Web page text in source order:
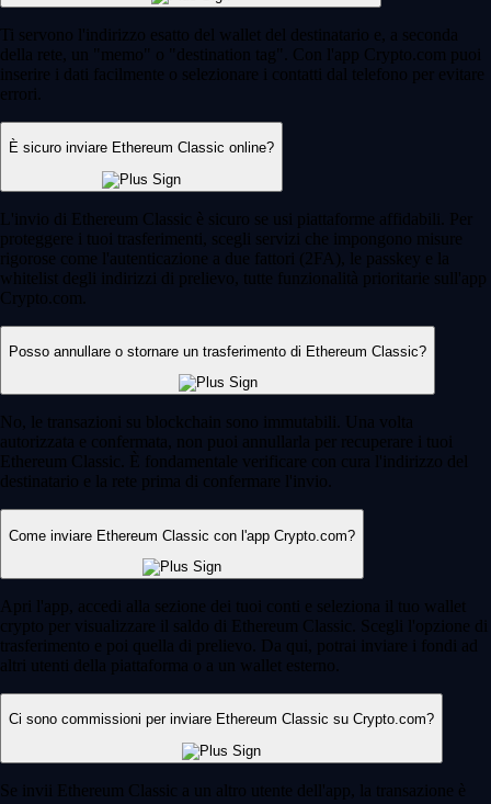
Ti servono l'indirizzo esatto del wallet del destinatario e, a seconda
della rete, un "memo" o "destination tag". Con l'app Crypto.com puoi
inserire i dati facilmente o selezionare i contatti dal telefono per evitare
errori.
È sicuro inviare Ethereum Classic online?
L'invio di Ethereum Classic è sicuro se usi piattaforme affidabili. Per
proteggere i tuoi trasferimenti, scegli servizi che impongono misure
rigorose come l'autenticazione a due fattori (2FA), le passkey e la
whitelist degli indirizzi di prelievo, tutte funzionalità prioritarie sull'app
Crypto.com.
Posso annullare o stornare un trasferimento di Ethereum Classic?
No, le transazioni su blockchain sono immutabili. Una volta
autorizzata e confermata, non puoi annullarla per recuperare i tuoi
Ethereum Classic. È fondamentale verificare con cura l'indirizzo del
destinatario e la rete prima di confermare l'invio.
Come inviare Ethereum Classic con l'app Crypto.com?
Apri l'app, accedi alla sezione dei tuoi conti e seleziona il tuo wallet
crypto per visualizzare il saldo di Ethereum Classic. Scegli l'opzione di
trasferimento e poi quella di prelievo. Da qui, potrai inviare i fondi ad
altri utenti della piattaforma o a un wallet esterno.
Ci sono commissioni per inviare Ethereum Classic su Crypto.com?
Se invii Ethereum Classic a un altro utente dell'app, la transazione è